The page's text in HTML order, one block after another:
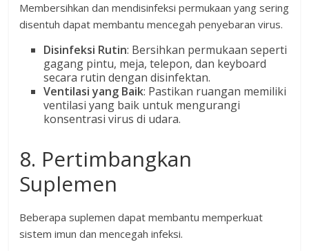
Membersihkan dan mendisinfeksi permukaan yang sering
disentuh dapat membantu mencegah penyebaran virus.
Disinfeksi Rutin: Bersihkan permukaan seperti
gagang pintu, meja, telepon, dan keyboard
secara rutin dengan disinfektan.
Ventilasi yang Baik: Pastikan ruangan memiliki
ventilasi yang baik untuk mengurangi
konsentrasi virus di udara.
8. Pertimbangkan
Suplemen
Beberapa suplemen dapat membantu memperkuat
sistem imun dan mencegah infeksi.